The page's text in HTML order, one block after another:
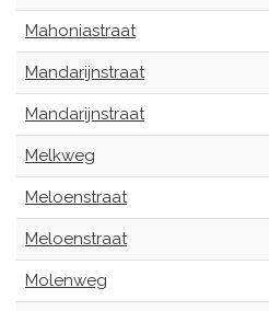
Mahoniastraat
Mandarijnstraat
Mandarijnstraat
Melkweg
Meloenstraat
Meloenstraat
Molenweg